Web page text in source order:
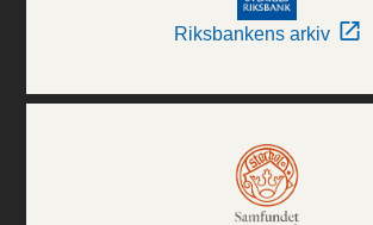
Riksbankens arkiv